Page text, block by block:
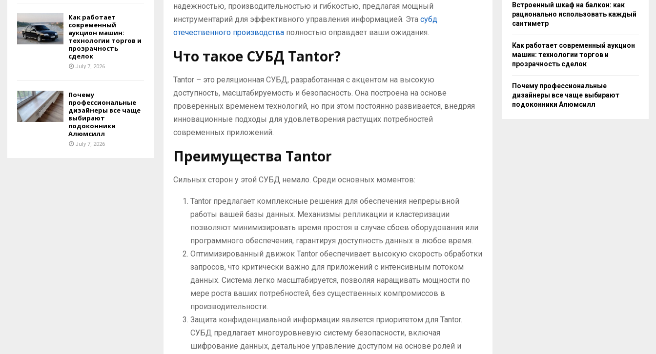
надежностью, производительностью и гибкостью, предлагая мощный
инструментарий для эффективного управления информацией. Эта субд
отечественного производства полностью оправдает ваши ожидания.
Что такое СУБД Tantor?
Tantor – это реляционная СУБД, разработанная с акцентом на высокую
доступность, масштабируемость и безопасность. Она построена на основе
проверенных временем технологий, но при этом постоянно развивается, внедряя
инновационные подходы для удовлетворения растущих потребностей
современных приложений.
Преимущества Tantor
Сильных сторон у этой СУБД немало. Среди основных моментов:
Tantor предлагает комплексные решения для обеспечения непрерывной
работы вашей базы данных. Механизмы репликации и кластеризации
позволяют минимизировать время простоя в случае сбоев оборудования или
программного обеспечения, гарантируя доступность данных в любое время.
Оптимизированный движок Tantor обеспечивает высокую скорость обработки
запросов, что критически важно для приложений с интенсивным потоком
данных. Система легко масштабируется, позволяя наращивать мощности по
мере роста ваших потребностей, без существенных компромиссов в
производительности.
Защита конфиденциальной информации является приоритетом для Tantor.
СУБД предлагает многоуровневую систему безопасности, включая
шифрование данных, детальное управление доступом на основе ролей и
Как работает
современный
аукцион машин:
технологии торгов и
прозрачность
сделок
July 7, 2026
Почему
профессиональные
дизайнеры все чаще
выбирают
подоконники
Алюмсилл
July 7, 2026
Встроенный шкаф на балкон: как
рационально использовать каждый
сантиметр
Как работает современный аукцион
машин: технологии торгов и
прозрачность сделок
Почему профессиональные
дизайнеры все чаще выбирают
подоконники Алюмсилл